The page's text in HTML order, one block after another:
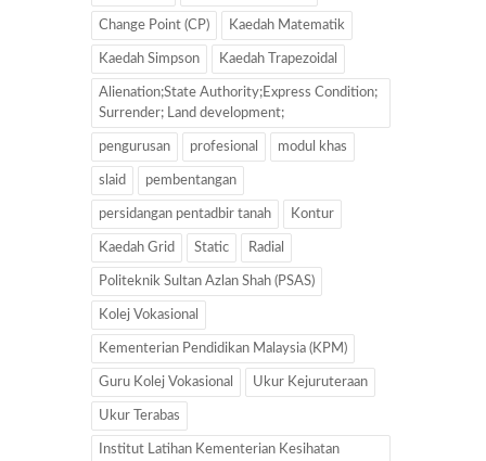
Change Point (CP) Kaedah Matematik
Kaedah Simpson Kaedah Trapezoidal
Alienation;State Authority;Express Condition;
Surrender; Land development;
pengurusan profesional modul khas
slaid pembentangan
persidangan pentadbir tanah Kontur
Kaedah Grid Static Radial
Politeknik Sultan Azlan Shah (PSAS)
Kolej Vokasional
Kementerian Pendidikan Malaysia (KPM)
Guru Kolej Vokasional Ukur Kejuruteraan
Ukur Terabas
Institut Latihan Kementerian Kesihatan